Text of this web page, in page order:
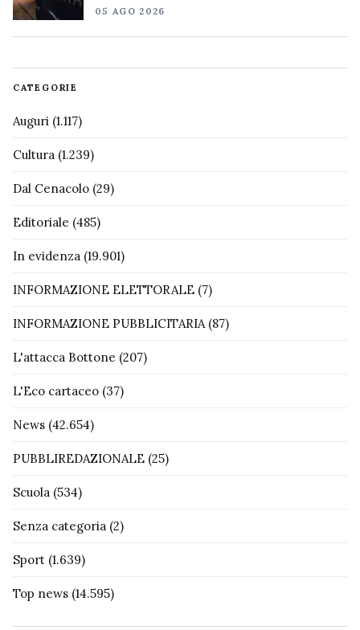
05 AGO 2026
CATEGORIE
Auguri (1.117)
Cultura (1.239)
Dal Cenacolo (29)
Editoriale (485)
In evidenza (19.901)
INFORMAZIONE ELETTORALE (7)
INFORMAZIONE PUBBLICITARIA(87)
L'attacca Bottone (207)
L'Eco cartaceo (37)
News (42.654)
PUBBLIREDAZIONALE (25)
Scuola (534)
Senza categoria (2)
Sport (1.639)
Top news (14.595)